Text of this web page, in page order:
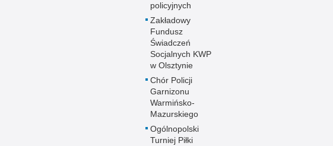
policyjnych
Zakładowy
Fundusz
Świadczeń
Socjalnych KWP
w Olsztynie
Chór Policji
Garnizonu
Warmińsko-
Mazurskiego
Ogólnopolski
Turniej Piłki